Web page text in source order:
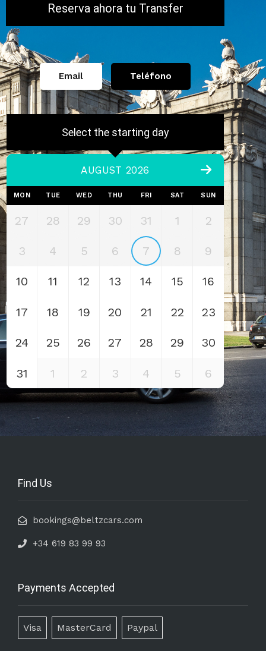
Select the starting day
AUGUST 2026
MON TUE WED THU FRI SAT SUN
27 28 29 30 31 1 2
3 4 5 6 7 8 9
10 11 12 13 14 15 16
17 18 19 20 21 22 23
24 25 26 27 28 29 30
31 1 2 3 4 5 6
Reserva ahora tu Transfer
Email Teléfono
Find Us
bookings@beltzcars.com
+34 619 83 99 93
Payments Accepted
Visa MasterCard Paypal